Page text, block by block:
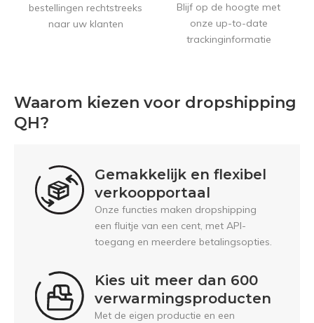
bestellingen rechtstreeks
naar uw klanten
Blijf op de hoogte met
onze up-to-date
trackinginformatie
Waarom kiezen voor dropshipping
QH?
Gemakkelijk en flexibel
verkoopportaal
Onze functies maken dropshipping
een fluitje van een cent, met API-
toegang en meerdere betalingsopties.
Kies uit meer dan 600
verwarmingsproducten
Met de eigen productie en een